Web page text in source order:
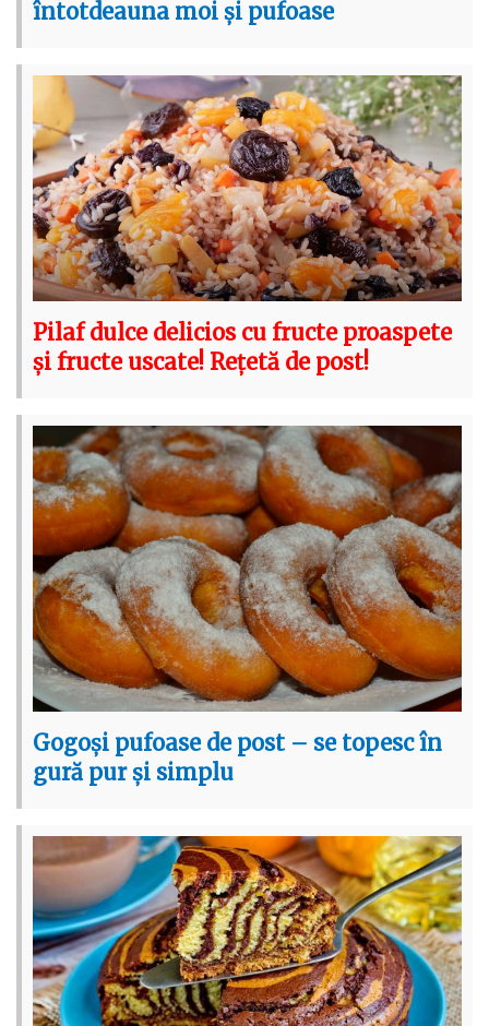
întotdeauna moi și pufoase
Pilaf dulce delicios cu fructe proaspete
și fructe uscate! Rețetă de post!
Gogoși pufoase de post – se topesc în
gură pur și simplu